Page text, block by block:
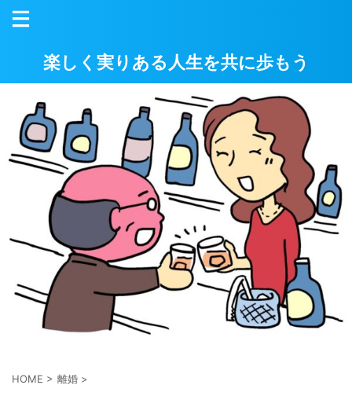
楽しく実りある人生を共に歩もう
HOME > 離婚 >